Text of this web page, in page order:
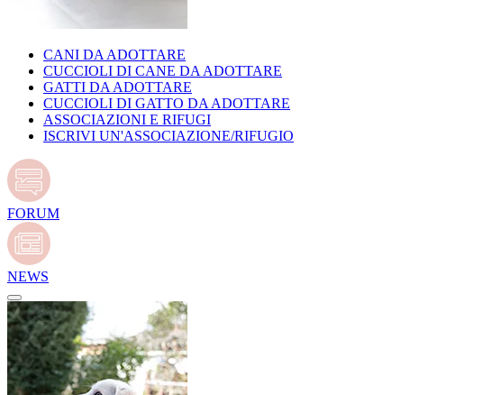
CANI DA ADOTTARE
CUCCIOLI DI CANE DA ADOTTARE
GATTI DA ADOTTARE
CUCCIOLI DI GATTO DA ADOTTARE
ASSOCIAZIONI E RIFUGI
ISCRIVI UN'ASSOCIAZIONE/RIFUGIO
FORUM
NEWS